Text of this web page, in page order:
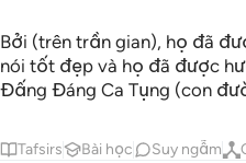
Bởi (trên trần gian), họ đã
nói tốt đẹp và họ đã được
Đấng Đáng Ca Tụng (con
Tafsirs Bài học Suy ngẫm